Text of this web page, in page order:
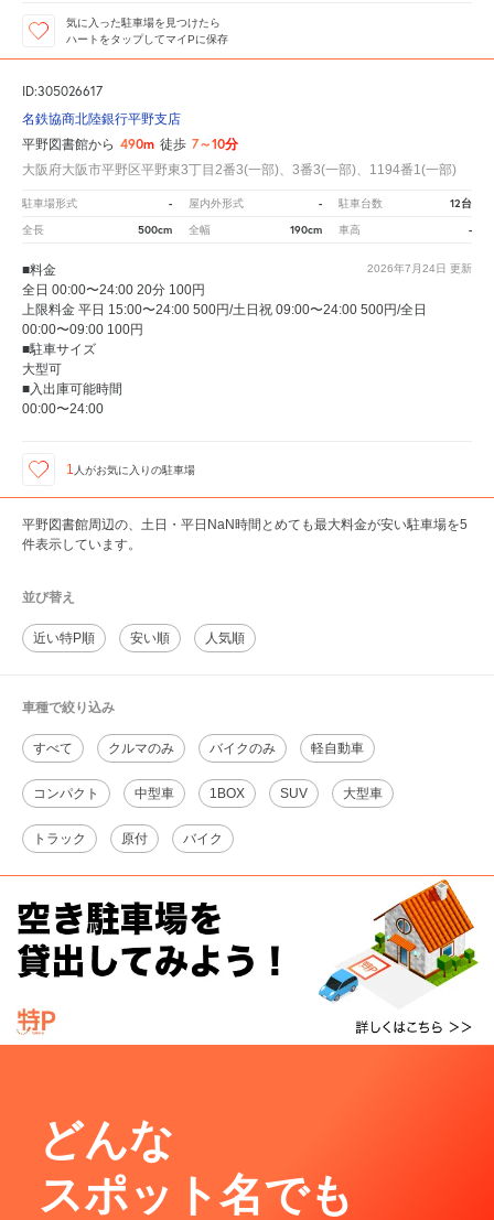
気に入った駐車場を見つけたら
ハートをタップしてマイPに保存
ID:305026617
名鉄協商北陸銀行平野支店
平野図書館から 490m 徒歩 7～10分
大阪府大阪市平野区平野東3丁目2番3(一部)、3番3(一部)、1194番1(一部)
駐車場形式 - 屋内外形式 - 駐車台数 12台
全長 500cm 全幅 190cm 車高 -
2026年7月24日 更新
■料金
全日 00:00〜24:00 20分 100円
上限料金 平日 15:00〜24:00 500円/土日祝 09:00〜24:00 500円/全日
00:00〜09:00 100円
■駐車サイズ
大型可
■入出庫可能時間
00:00〜24:00
1 人がお気に入りの駐車場
平野図書館周辺の、土日・平日NaN時間とめても最大料金が安い駐車場を5
件表示しています。
並び替え
近い特P順 安い順 人気順
車種で絞り込み
すべて クルマのみ バイクのみ 軽自動車
コンパクト 中型車 1BOX SUV 大型車
トラック 原付 バイク
どんな
スポット名でも